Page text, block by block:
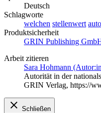
Deutsch
Schlagworte
welchen stellenwert
Produktsicherheit
GRIN Publishing
Arbeit zitieren
Sara Hohmann
Autorität in der
GRIN Verlag, https://
Schließen